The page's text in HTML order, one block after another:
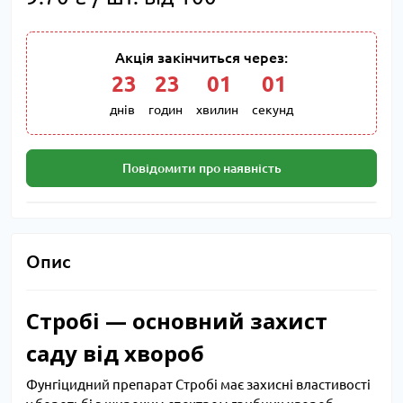
Акція закінчиться через:
23
днів
23
годин
01
хвилин
00
секунд
Повідомити про наявність
Опис
Стробі — основний захист
саду від хвороб
Фунгіцидний препарат Стробі має захисні властивості